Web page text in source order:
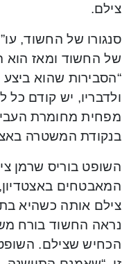
צילם.
של החשוד ומאז הוא
“הסבירות שהוא
ולדבריו, יש קודם כל
מפחית מחומרת
בנקודת המשטרה
המאבטחים
צילם אותה כשהיא
נראה החשוד בורח
הכחיש שצילם.